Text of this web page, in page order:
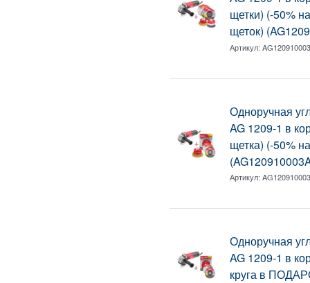
щетки) (-50%
щеток)
Артикул:
Одноручная
AG 1209-1 в
щетка) (-50%
Артикул:
Одноручная
AG 1209-1 в
круга в